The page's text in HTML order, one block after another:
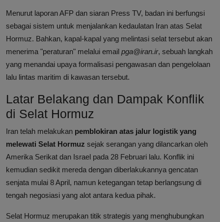
Menurut laporan AFP dan siaran Press TV, badan ini berfungsi
sebagai sistem untuk menjalankan kedaulatan Iran atas Selat
Hormuz. Bahkan, kapal-kapal yang melintasi selat tersebut akan
menerima "peraturan" melalui email pga@iran.ir, sebuah langkah
yang menandai upaya formalisasi pengawasan dan pengelolaan
lalu lintas maritim di kawasan tersebut.
Latar Belakang dan Dampak Konflik
di Selat Hormuz
Iran telah melakukan pemblokiran atas jalur logistik yang
melewati Selat Hormuz sejak serangan yang dilancarkan oleh
Amerika Serikat dan Israel pada 28 Februari lalu. Konflik ini
kemudian sedikit mereda dengan diberlakukannya gencatan
senjata mulai 8 April, namun ketegangan tetap berlangsung di
tengah negosiasi yang alot antara kedua pihak.
Selat Hormuz merupakan titik strategis yang menghubungkan